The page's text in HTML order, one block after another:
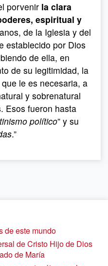
porvenir la clara
espiritual y
de la Iglesia y del
establecido por Dios
de ella, en
de su legitimidad, la
le es necesaria, a
y sobrenatural
Esos fueron hasta
político” y su
.”
de este mundo
de Cristo Hijo de Dios
de María